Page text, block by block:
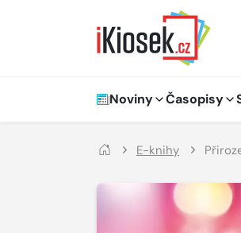
Hlavní navigace
Noviny Časopisy
E-knihy